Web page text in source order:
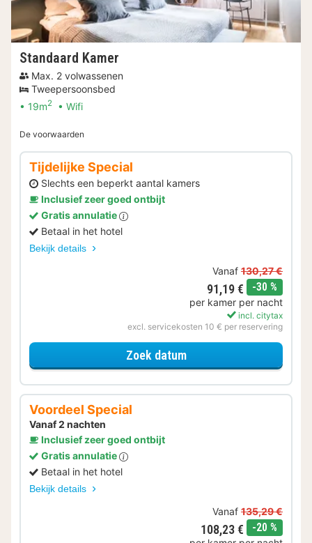
Standaard Kamer
Max. 2 volwassenen
Tweepersoonsbed
19m2 Wifi
De voorwaarden
Tijdelijke Special
Slechts een beperkt aantal kamers
Inclusief zeer goed ontbijt
Gratis annulatie
Betaal in het hotel
Bekijk details
Vanaf 130,27 €
91,19 € -30 %
per kamer per nacht
incl. citytax
excl. servicekosten 10 € per reservering
Zoek datumvoor Tijdelijke Special
Voordeel Special
Vanaf 2 nachten
Inclusief zeer goed ontbijt
Gratis annulatie
Betaal in het hotel
Bekijk details
Vanaf 135,29 €
108,23 € -20 %